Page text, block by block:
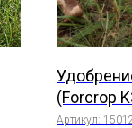
(Forcrop
Артикул: